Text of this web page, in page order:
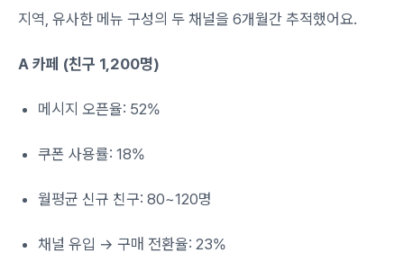
지역, 유사한 메뉴 구성의 두 채널을 6개월간 추적했어요.
A 카페 (친구 1,200명)
메시지 오픈율: 52%
쿠폰 사용률: 18%
월평균 신규 친구: 80~120명
채널 유입 → 구매 전환율: 23%